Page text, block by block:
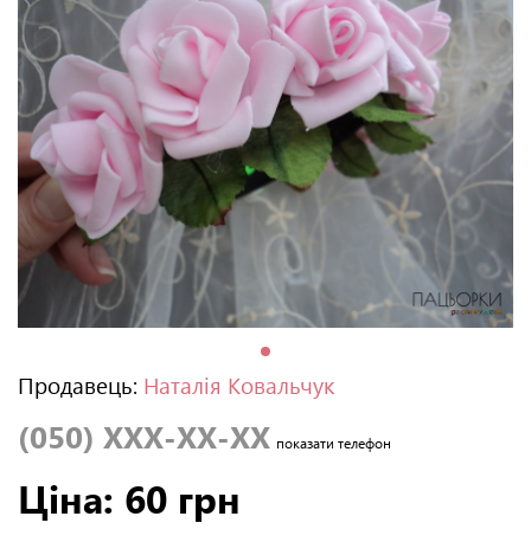
Продавець: Наталія Ковальчук
(050) XXX-XX-XX показати телефон
Ціна: 60 грн